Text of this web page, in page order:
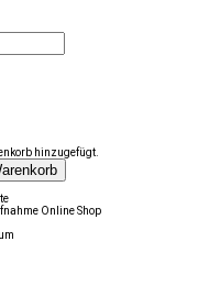
hinzugefügt.
Online Shop